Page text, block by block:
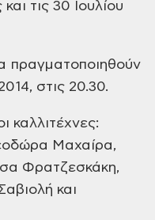
τις 30 Ιουλίου
πραγματοποιηθούν
στις 20.30.
καλλιτέχνες:
Μαχαίρα,
Φρατζεσκάκη,
και